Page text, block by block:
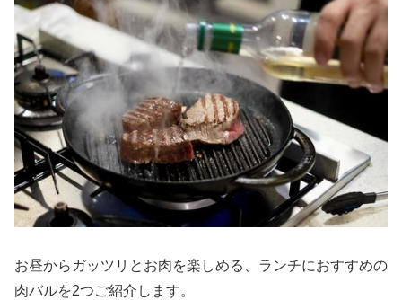
お昼からガッツリとお肉を楽しめる、ランチにおすすめの
肉バルを2つご紹介します。